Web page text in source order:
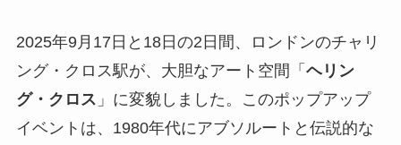
2025年9月17日と18日の2日間、ロンドンのチャリ
ング・クロス駅が、大胆なアート空間「 ヘリン
グ・クロス 」に変貌しました。このポップアップ
イベントは、1980年代にアブソルートと伝説的な